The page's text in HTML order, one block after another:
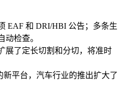
EAF 和 DRI/HBI 公告；多条生
动检查。
展了定长切割和分切，将准时
平台，汽车行业的推出扩大了